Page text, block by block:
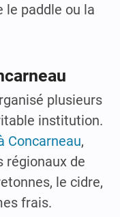
le paddle ou la
plusieurs
institution.
Concarneau,
régionaux de
le cidre,
frais.